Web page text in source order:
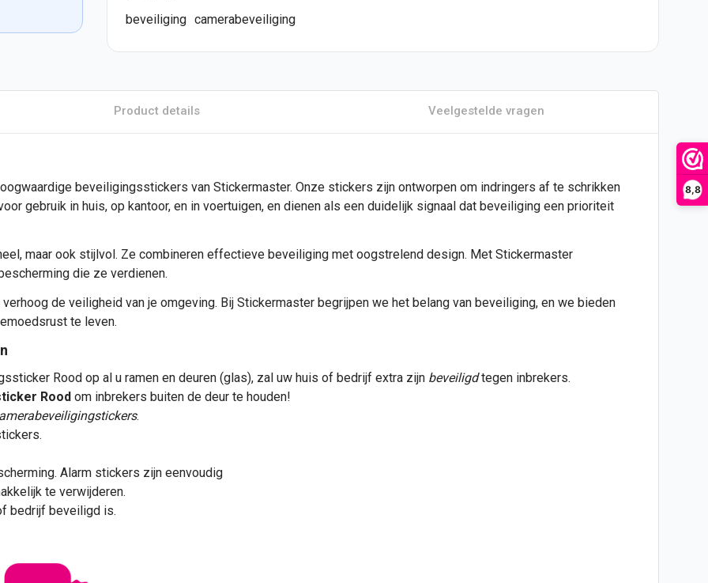
8,8
beveiliging camerabeveiliging
Product details Veelgestelde vragen
beveiligingsstickers van Stickermaster. Onze stickers zijn ontworpen om indringers af te schrikken
gebruik in huis, op kantoor, en in voertuigen, en dienen als een duidelijk signaal dat beveiliging een prioriteit
maar ook stijlvol. Ze combineren effectieve beveiliging met oogstrelend design. Met Stickermaster
die ze verdienen.
de veiligheid van je omgeving. Bij Stickermaster begrijpen we het belang van beveiliging, en we bieden
te leven.
Rood op al u ramen en deuren (glas), zal uw huis of bedrijf extra zijn beveiligdtegen inbrekers.
Rood om inbrekers buiten de deur te houden!
.
Alarm stickers zijn eenvoudig
te verwijderen.
bedrijf beveiligd is.